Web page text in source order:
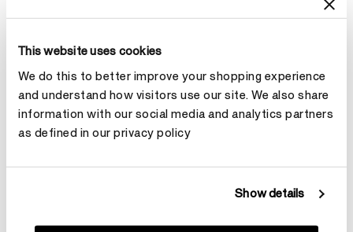
This website uses cookies
We do this to better improve your shopping experience
and understand how visitors use our site. We also share
information with our social media and analytics partners
as defined in our privacy policy
Show details